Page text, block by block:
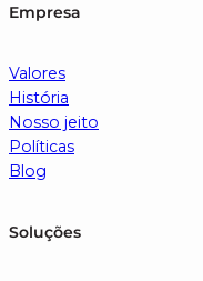
Empresa
Valores
História
Nosso jeito
Políticas
Blog
Soluções